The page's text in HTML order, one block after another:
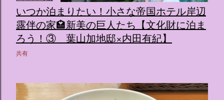
いつか泊まりたい！小さな帝国ホテル岸辺
露伴の家🏩新美の巨人たち【文化財に泊ま
ろう！③ 葉山加地邸×内田有紀】
共有